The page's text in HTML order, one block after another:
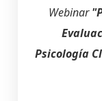
Webinar
Psicología